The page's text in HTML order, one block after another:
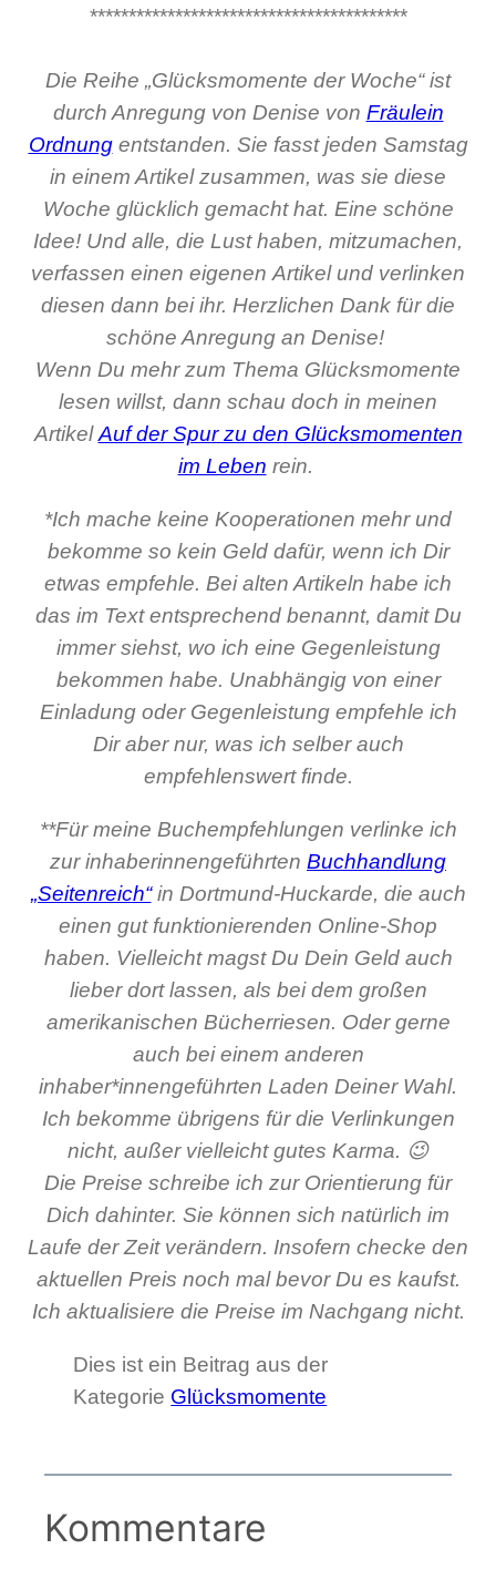
*****************************************
Die Reihe „Glücksmomente der Woche“ ist
durch Anregung von Denise von Fräulein
Ordnungentstanden. Sie fasst jeden Samstag
in einem Artikel zusammen, was sie diese
Woche glücklich gemacht hat. Eine schöne
Idee! Und alle, die Lust haben, mitzumachen,
verfassen einen eigenen Artikel und verlinken
diesen dann bei ihr. Herzlichen Dank für die
schöne Anregung an Denise!
Wenn Du mehr zum Thema Glücksmomente
lesen willst, dann schau doch in meinen
ArtikelAuf der Spur zu den Glücksmomenten
im Leben rein.
*Ich mache keine Kooperationen mehr und
bekomme so kein Geld dafür, wenn ich Dir
etwas empfehle. Bei alten Artikeln habe ich
das im Text entsprechend benannt, damit Du
immer siehst, wo ich eine Gegenleistung
bekommen habe. Unabhängig von einer
Einladung oder Gegenleistung empfehle ich
Dir aber nur, was ich selber auch
empfehlenswert finde.
**Für meine Buchempfehlungen verlinke ich
zur inhaberinnengeführten Buchhandlung
„Seitenreich“in Dortmund-Huckarde, die auch
einen gut funktionierenden Online-Shop
haben. Vielleicht magst Du Dein Geld auch
lieber dort lassen, als bei dem großen
amerikanischen Bücherriesen. Oder gerne
auch bei einem anderen
inhaber*innengeführten Laden Deiner Wahl.
Ich bekomme übrigens für die Verlinkungen
nicht, außer vielleicht gutes Karma. 😉
Die Preise schreibe ich zur Orientierung für
Dich dahinter. Sie können sich natürlich im
Laufe der Zeit verändern. Insofern checke den
aktuellen Preis noch mal bevor Du es kaufst.
Ich aktualisiere die Preise im Nachgang nicht.
Dies ist ein Beitrag aus der
Kategorie Glücksmomente
Kommentare